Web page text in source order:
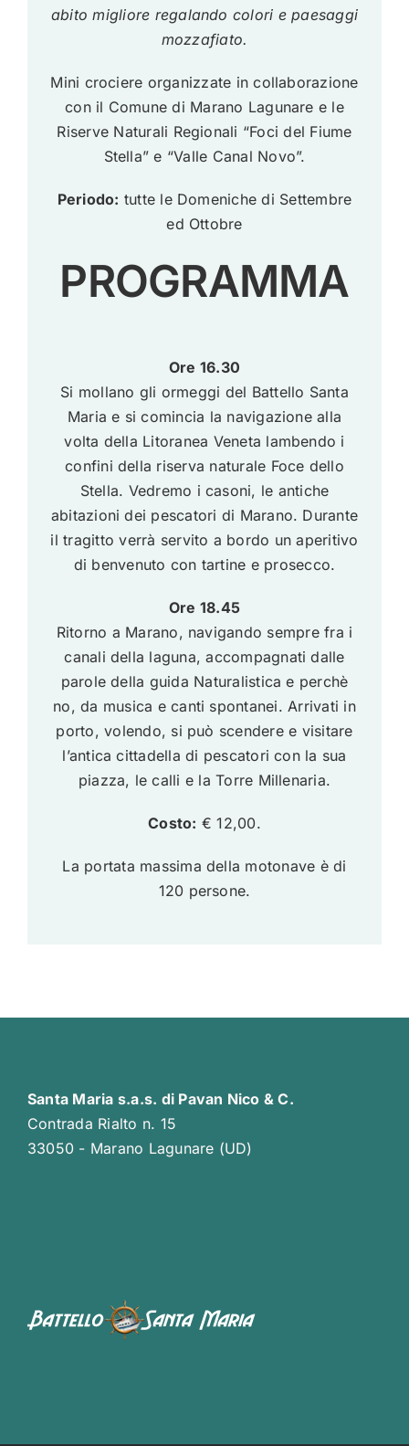
abito migliore regalando colori e paesaggi
mozzafiato.
Mini crociere organizzate in collaborazione
con il Comune di Marano Lagunare e le
Riserve Naturali Regionali “Foci del Fiume
Stella” e “Valle Canal Novo”.
Periodo: tutte le Domeniche di Settembre
ed Ottobre
PROGRAMMA
Ore 16.30
Si mollano gli ormeggi del Battello Santa
Maria e si comincia la navigazione alla
volta della Litoranea Veneta lambendo i
confini della riserva naturale Foce dello
Stella. Vedremo i casoni, le antiche
abitazioni dei pescatori di Marano. Durante
il tragitto verrà servito a bordo un aperitivo
di benvenuto con tartine e prosecco.
Ore 18.45
Ritorno a Marano, navigando sempre fra i
canali della laguna, accompagnati dalle
parole della guida Naturalistica e perchè
no, da musica e canti spontanei. Arrivati in
porto, volendo, si può scendere e visitare
l’antica cittadella di pescatori con la sua
piazza, le calli e la Torre Millenaria.
Costo: € 12,00.
La portata massima della motonave è di
120 persone.
Santa Maria s.a.s. di Pavan Nico & C.
Contrada Rialto n. 15
33050 - Marano Lagunare (UD)